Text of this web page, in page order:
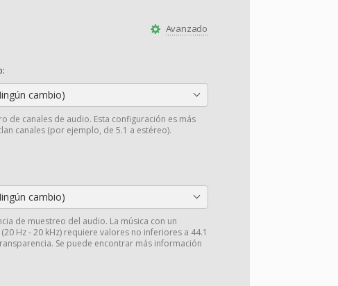
Avanzado
cambio)
de canales de audio. Esta configuración es más
canales (por ejemplo, de 5.1 a estéreo).
cambio)
de muestreo del audio. La música con un
Hz - 20 kHz) requiere valores no inferiores a 44.1
Se puede encontrar más información